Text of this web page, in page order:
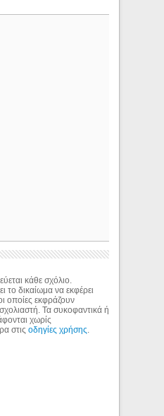
κάθε σχόλιο.
το δικαίωμα να εκφέρει
οποίες εκφράζουν
Τα συκοφαντικά ή
χωρίς
στιςοδηγίες χρήσης.